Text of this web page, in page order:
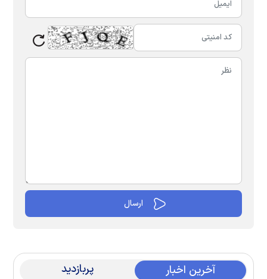
آخرین اخبار پربازدید